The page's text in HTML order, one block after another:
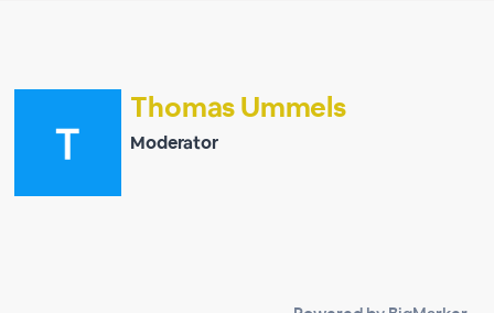
Thomas Ummels
Moderator